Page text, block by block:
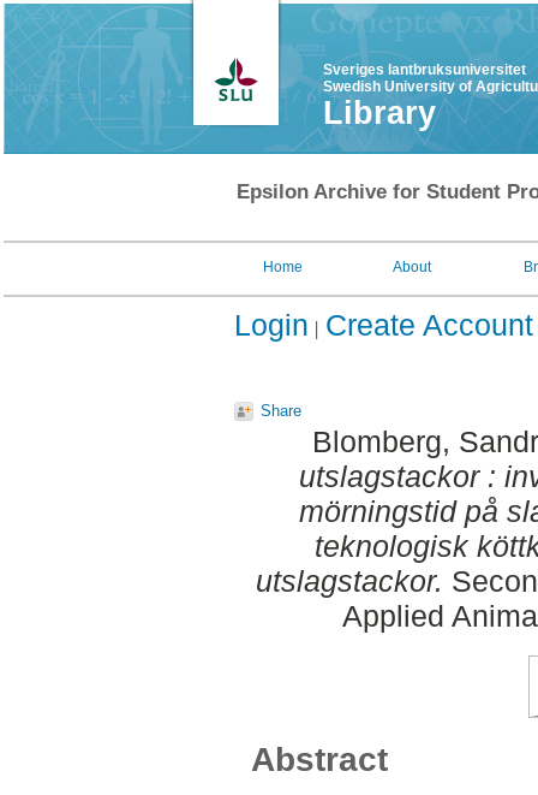
Sveriges lantbruksuniversitet
Swedish University of
Library
Epsilon Archive for Student
Home About
Login Create Account
Share
Blomberg,
utslagstackor :
mörningstid på
teknologisk
utslagstackor.
Applied
Abstract